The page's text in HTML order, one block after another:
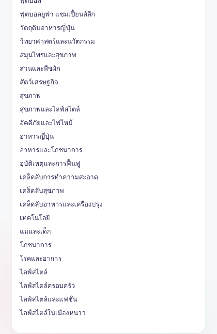
ฟุตบอลยูฟ่า แชมเปี้ยนส์ลีก
วัตถุดิบอาหารญี่ปุ่น
วิทยาศาสตร์และนวัตกรรม
สมุนไพรและสุขภาพ
สวนและพืชผัก
สัตว์เศรษฐกิจ
สุขภาพ
สุขภาพและไลฟ์สไตล์
อัคคีภัยและไฟไหม้
อาหารญี่ปุ่น
อาหารและโภชนาการ
อุบัติเหตุและการฟื้นฟู
เคล็ดลับการทำความสะอาด
เคล็ดลับสุขภาพ
เคล็ดลับอาหารและเครื่องปรุง
เทคโนโลยี
แม่และเด็ก
โภชนาการ
โรคและอาการ
ไลฟ์สไตล์
ไลฟ์สไตล์ครอบครัว
ไลฟ์สไตล์และแฟชั่น
ไลฟ์สไตล์ในเมืองหนาว